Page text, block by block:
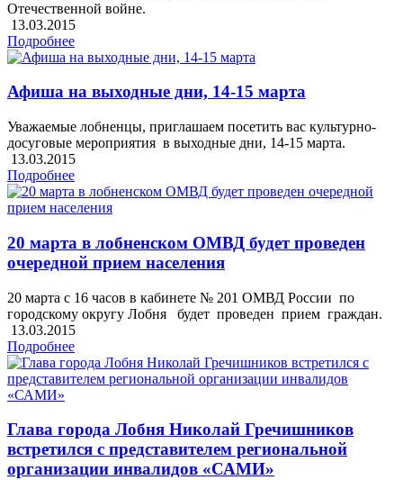
Отечественной войне.
13.03.2015
Подробнее
Афиша на выходные дни, 14-15 марта
Уважаемые лобненцы, приглашаем посетить вас культурно-
досуговые мероприятия в выходные дни, 14-15 марта.
13.03.2015
Подробнее
20 марта в лобненском ОМВД будет проведен
очередной прием населения
20 марта с 16 часов в кабинете № 201 ОМВД России по
городскому округу Лобня будет проведен прием граждан.
13.03.2015
Подробнее
Глава города Лобня Николай Гречишников
встретился с представителем региональной
организации инвалидов «САМИ»